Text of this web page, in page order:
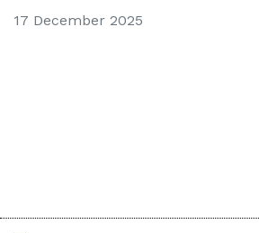
17 December 2025